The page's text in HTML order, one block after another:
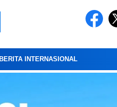
BERITA INTERNASIONAL